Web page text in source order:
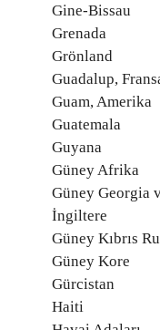
Gine-Bissau
Grenada
Grönland
Guadalup,
Guam, Amerika
Guatemala
Guyana
Güney Afrika
Güney Georgia
İngiltere
Güney Kıbrıs
Güney Kore
Gürcistan
Haiti